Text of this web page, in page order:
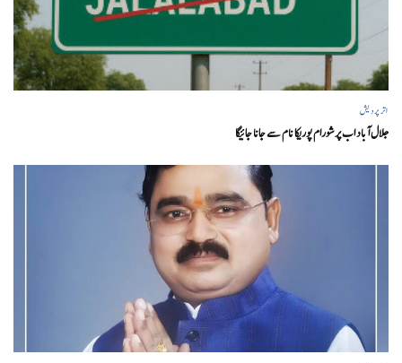
اتر پردیش
جلال آباد اب پرشورام پوریکا نام سے جانا جائیگا